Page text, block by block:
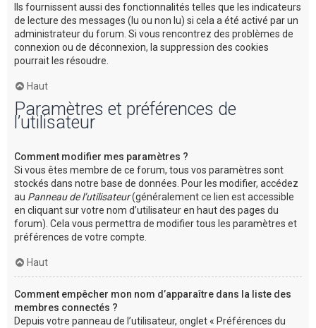
Ils fournissent aussi des fonctionnalités telles que les indicateurs
de lecture des messages (lu ou non lu) si cela a été activé par un
administrateur du forum. Si vous rencontrez des problèmes de
connexion ou de déconnexion, la suppression des cookies
pourrait les résoudre.
Haut
Paramètres et préférences de
l’utilisateur
Comment modifier mes paramètres ?
Si vous êtes membre de ce forum, tous vos paramètres sont
stockés dans notre base de données. Pour les modifier, accédez
au Panneau de l’utilisateur(généralement ce lien est accessible
en cliquant sur votre nom d’utilisateur en haut des pages du
forum). Cela vous permettra de modifier tous les paramètres et
préférences de votre compte.
Haut
Comment empêcher mon nom d’apparaître dans la liste des
membres connectés ?
Depuis votre panneau de l’utilisateur, onglet « Préférences du